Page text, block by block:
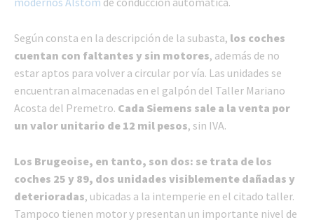
Según consta en la descripción de la subasta, los coches
cuentan con faltantes y sin motores, además de no
estar aptos para volver a circular por vía. Las unidades se
encuentran almacenadas en el galpón del Taller Mariano
Acosta del Premetro. Cada Siemens sale a la venta por
un valor unitario de 12 mil pesos, sin IVA.
Los Brugeoise, en tanto, son dos: se trata de los
coches 25 y 89, dos unidades visiblemente dañadas y
deterioradas, ubicadas a la intemperie en el citado taller.
Tampoco tienen motor y presentan un importante nivel de